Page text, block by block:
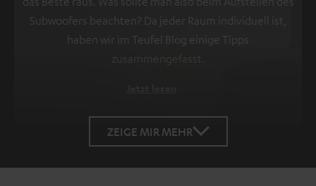
Subwoofers beachten? Da jeder Raum individuell ist,
haben wir im Teufel Blog einige Tipps
zusammengefasst.
ZEIGE MIR MEHR